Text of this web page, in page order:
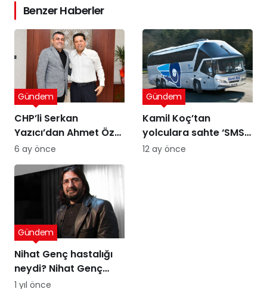
Benzer Haberler
CHP’li Serkan
Yazıcı’dan Ahmet Özer
kararına tepki: Bu bir
yargı değil, sandığı
tanımayan düzenin
Gündem
6 ay önce
Kamil Koç’tan
yolculara sahte ‘SMS’
uyarısı
Gündem
12 ay önce
Nihat Genç hastalığı
neydi? Nihat Genç
cenaze töreni ne
Gündem
1 yıl önce